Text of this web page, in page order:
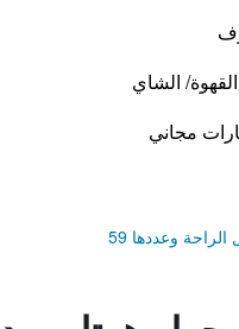
الشاي
مجاني
وعددها 59